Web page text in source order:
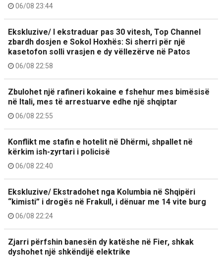
06/08 23:44
Ekskluzive/ I ekstraduar pas 30 vitesh, Top Channel
zbardh dosjen e Sokol Hoxhës: Si sherri për një
kasetofon solli vrasjen e dy vëllezërve në Patos
06/08 22:58
Zbulohet një rafineri kokaine e fshehur mes bimësisë
në Itali, mes të arrestuarve edhe një shqiptar
06/08 22:55
Konflikt me stafin e hotelit në Dhërmi, shpallet në
kërkim ish-zyrtari i policisë
06/08 22:40
Ekskluzive/ Ekstradohet nga Kolumbia në Shqipëri
“kimisti” i drogës në Frakull, i dënuar me 14 vite burg
06/08 22:24
Zjarri përfshin banesën dy katëshe në Fier, shkak
dyshohet një shkëndijë elektrike